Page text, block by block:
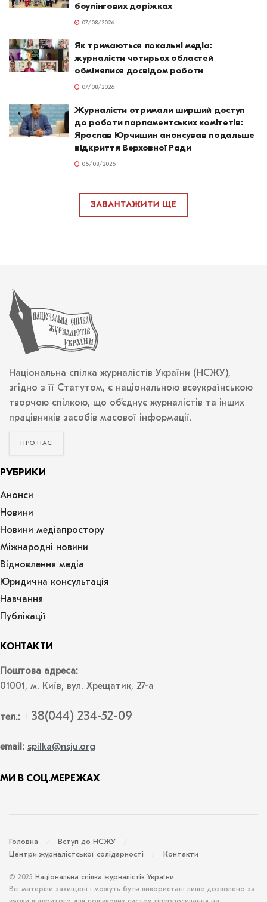
боулінгових доріжках
07/08/2026
Як тримаються локальні медіа:
журналісти чотирьох областей
обмінялися досвідом роботи
07/08/2026
Журналісти отримали ширший доступ
до роботи парламентських комітетів:
Ярослав Юрчишин анонсував подальше
відкриття Верховної Ради
06/08/2026
ЗАВАНТАЖИТИ ЩЕ
Національна спілка журналістів України (НСЖУ),
згідно з її Статутом, є національною всеукраїнською
творчою спілкою, що об’єднує журналістів та інших
працівників засобів масової інформації.
ПРО НАС
РУБРИКИ
Анонси
Новини
Новини медіапростору
Міжнародні новини
Відновлення медіа
Юридична консультація
Навчання
Публікації
КОНТАКТИ
Поштова адреса:
01001, м. Київ, вул. Хрещатик, 27-а
тел.: +38(044) 234-52-09
email: spilka@nsju.org
МИ В СОЦ.МЕРЕЖАХ
Головна
Вступ до НСЖУ
Центри журналістської солідарності
Контакти
© 2025 Національна спілка журналістів України
Всі матеріли захищені і можуть бути використані лише дозволено за